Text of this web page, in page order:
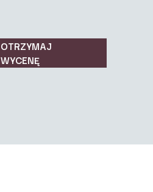
OTRZYMAJ
WYCENĘ